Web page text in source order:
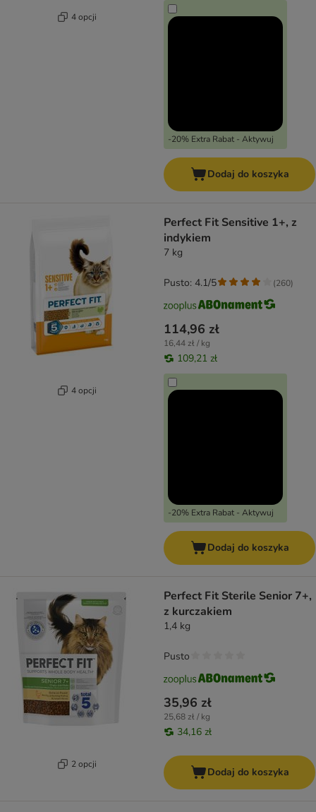
4 opcji
-20% Extra Rabat - Aktywuj
Dodaj do koszyka
4 opcji
Perfect Fit Sensitive 1+, z
indykiem
7 kg
114,96 zł
16,44 zł / kg
109,21 zł
-20% Extra Rabat - Aktywuj
Pusto: 4.1/5 (260)
Dodaj do koszyka
2 opcji
Perfect Fit Sterile Senior 7+,
z kurczakiem
1,4 kg
35,96 zł
25,68 zł / kg
34,16 zł
Pusto
Dodaj do koszyka